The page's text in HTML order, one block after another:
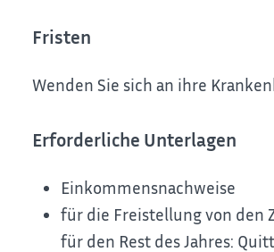
Fristen
Wenden Sie sich an ihre
Erforderliche Unterlagen
Einkommensnachweise
für die Freistellung von den
für den Rest des Jahres: